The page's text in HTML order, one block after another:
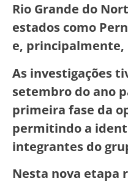
Rio Grande do
estados como
e, principalmente,
As investigações
setembro do ano
primeira fase da
permitindo a
integrantes do
Nesta nova etapa